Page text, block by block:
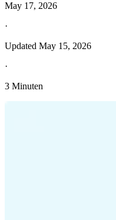
May 17, 2026
·
Updated May 15, 2026
·
3 Minuten